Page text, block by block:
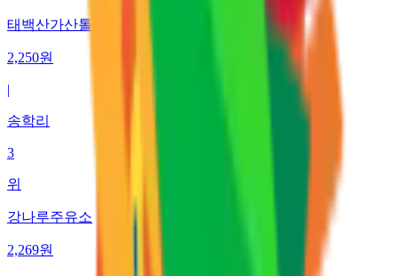
태백산가산톨게이트주유소
2,250원
|
송학리
3
위
강나루주유소
2,269원